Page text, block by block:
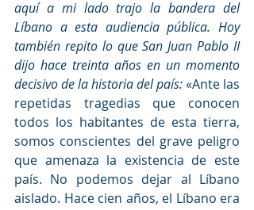
aquí a mi lado trajo la bandera del
Líbano a esta audiencia pública. Hoy
también repito lo que San Juan Pablo II
dijo hace treinta años en un momento
decisivo de la historia del país: «Ante las
repetidas tragedias que conocen
todos los habitantes de esta tierra,
somos conscientes del grave peligro
que amenaza la existencia de este
país. No podemos dejar al Líbano
aislado. Hace cien años, el Líbano era